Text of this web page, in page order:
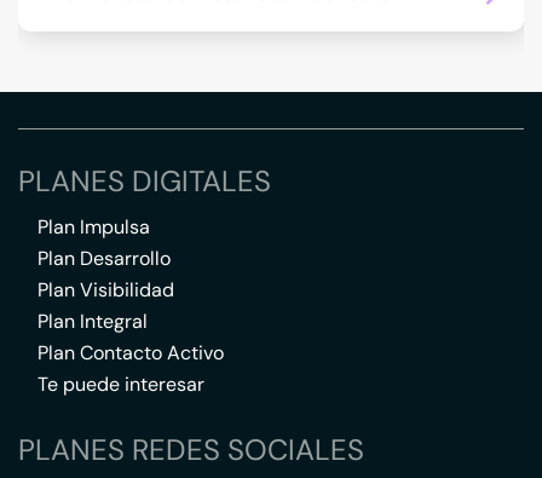
PLANES DIGITALES
Plan Impulsa
Plan Desarrollo
Plan Visibilidad
Plan Integral
Plan Contacto Activo
Te puede interesar
PLANES REDES SOCIALES